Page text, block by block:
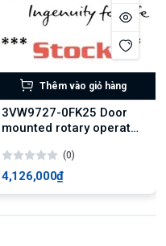
Thêm vào giỏ hàng
3VW9727-0FK25 Door
mounted rotary operator
(0)
4,126,000₫